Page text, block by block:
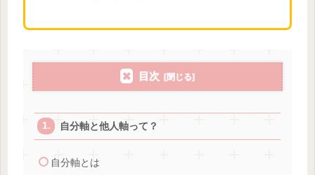
目次
自分軸と他人軸って？
自分軸とは